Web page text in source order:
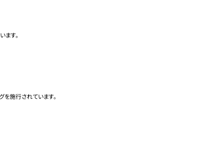
ます。
を施行されています。